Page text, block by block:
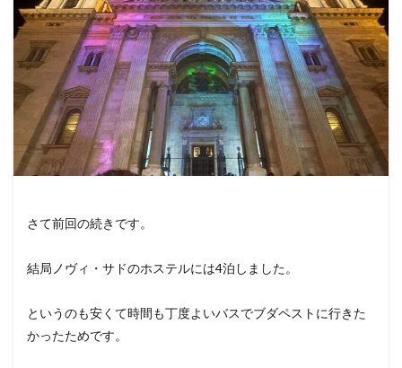
さて前回の続きです。
結局ノヴィ・サドのホステルには4泊しました。
というのも安くて時間も丁度よいバスでブダペストに行きた
かったためです。